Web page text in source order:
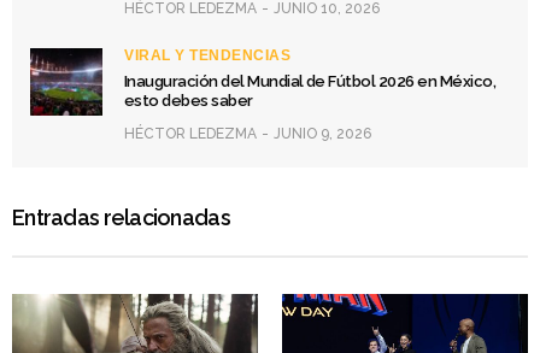
HÉCTOR LEDEZMA JUNIO 10, 2026
VIRAL Y TENDENCIAS
Inauguración del Mundial de Fútbol 2026 en México,
esto debes saber
HÉCTOR LEDEZMA JUNIO 9, 2026
Entradas relacionadas